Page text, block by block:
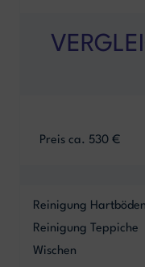
Preis ca. 530 €
Reinigung Hartböden
Reinigung Teppiche
Wischen